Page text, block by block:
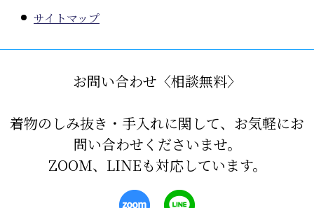
サイトマップ
お問い合わせ〈相談無料〉
着物のしみ抜き・手入れに関して、お気軽にお
問い合わせくださいませ。
ZOOM、LINEも対応しています。